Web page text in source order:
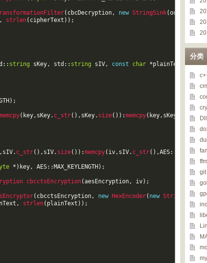
( cbcDecryption, new StringSink(outstr)) );
, strlen( cipherText ) ) ;
:: string sKey, std :: string sIV, const char *plainText
)
) ;
( key, sKey. c_str( ) , sKey. size( ) ) :memcpy( key, sKey c_str (),
, sIV. c_str( ) , sIV. size( ) ) :memcpy( iv, sIV. c_str( ) ,AES:: BLOCKSIZE
* ) key, AES:: MAX_KEYLENGTH ) ;
cbcctsEncryption(aesEncryption, iv) ;
( cbcctsEncryption, new HexEncoder( new StringSink (
, strlen( plainText ) ) ;
分类
git